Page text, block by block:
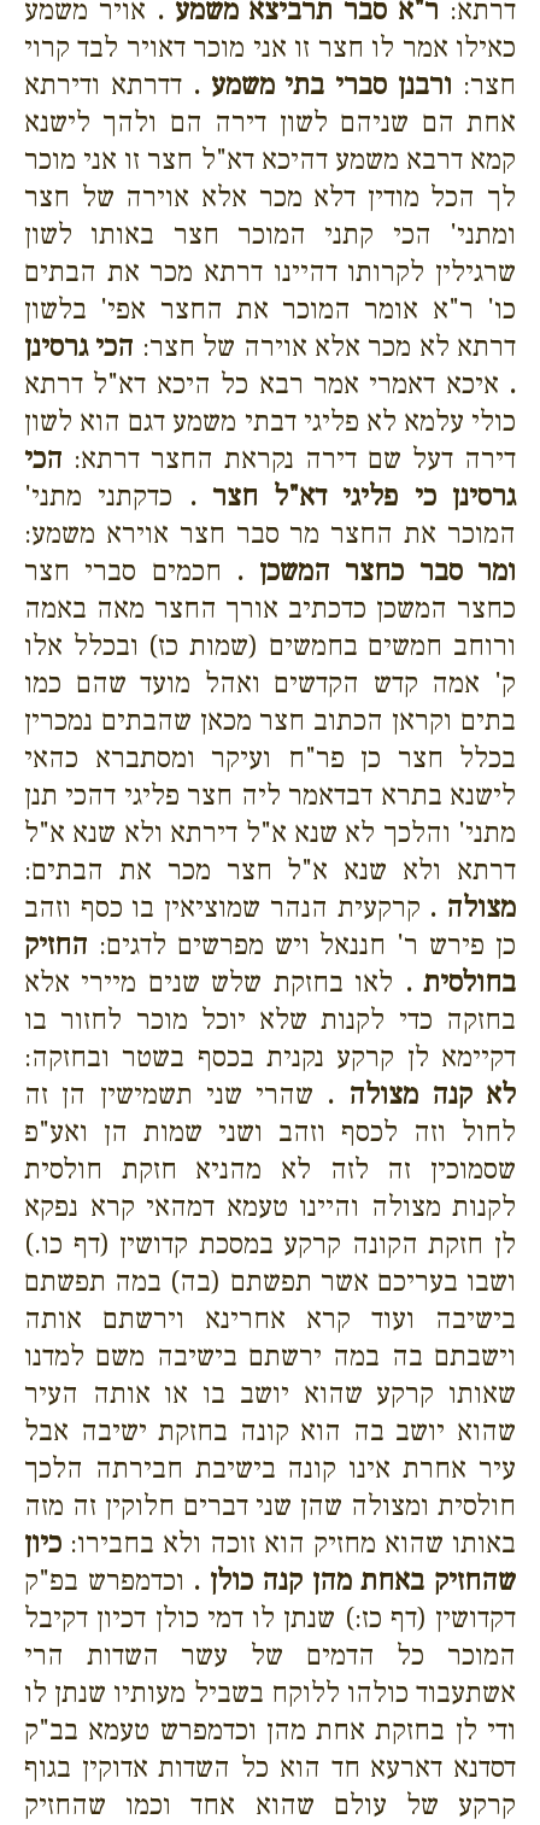
דרתא: ר"א סבר תרביצא משמע . אויר משמע
כאילו אמר לו חצר זו אני מוכר דאויר לבד קרוי
חצר: ורבנן סברי בתי משמע . דדרתא ודירתא
אחת הם שניהם לשון דירה הם ולהך לישנא
קמא דרבא משמע דהיכא דא"ל חצר זו אני מוכר
לך הכל מודין דלא מכר אלא אוירה של חצר
ומתני' הכי קתני המוכר חצר באותו לשון
שרגילין לקרותו דהיינו דרתא מכר את הבתים
כו' ר"א אומר המוכר את החצר אפי' בלשון
דרתא לא מכר אלא אוירה של חצר: הכי גרסינן
. איכא דאמרי אמר רבא כל היכא דא"ל דרתא
כולי עלמא לא פליגי דבתי משמע דגם הוא לשון
דירה דעל שם דירה נקראת החצר דרתא: הכי
גרסינן כי פליגי דא"ל חצר . כדקתני מתני'
המוכר את החצר מר סבר חצר אוירא משמע:
ומר סבר כחצר המשכן . חכמים סברי חצר
כחצר המשכן כדכתיב אורך החצר מאה באמה
ורוחב חמשים בחמשים (שמות כז) ובכלל אלו
ק' אמה קדש הקדשים ואהל מועד שהם כמו
בתים וקראן הכתוב חצר מכאן שהבתים נמכרין
בכלל חצר כן פר"ח ועיקר ומסתברא כהאי
לישנא בתרא דבדאמר ליה חצר פליגי דהכי תנן
מתני' והלכך לא שנא א"ל דירתא ולא שנא א"ל
דרתא ולא שנא א"ל חצר מכר את הבתים:
מצולה . קרקעית הנהר שמוציאין בו כסף וזהב
כן פירש ר' חננאל ויש מפרשים לדגים: החזיק
בחולסית . לאו בחזקת שלש שנים מיירי אלא
בחזקה כדי לקנות שלא יוכל מוכר לחזור בו
דקיימא לן קרקע נקנית בכסף בשטר ובחזקה:
לא קנה מצולה . שהרי שני תשמישין הן זה
לחול וזה לכסף וזהב ושני שמות הן ואע"פ
שסמוכין זה לזה לא מהניא חזקת חולסית
לקנות מצולה והיינו טעמא דמהאי קרא נפקא
לן חזקת הקונה קרקע במסכת קדושין (דף כו.)
ושבו בעריכם אשר תפשתם (בה) במה תפשתם
בישיבה ועוד קרא אחרינא וירשתם אותה
וישבתם בה במה ירשתם בישיבה משם למדנו
שאותו קרקע שהוא יושב בו או אותה העיר
שהוא יושב בה הוא קונה בחזקת ישיבה אבל
עיר אחרת אינו קונה בישיבת חבירתה הלכך
חולסית ומצולה שהן שני דברים חלוקין זה מזה
באותו שהוא מחזיק הוא זוכה ולא בחבירו: כיון
שהחזיק באחת מהן קנה כולן . וכדמפרש בפ"ק
דקדושין (דף כז:) שנתן לו דמי כולן דכיון דקיבל
המוכר כל הדמים של עשר השדות הרי
אשתעבוד כולהו ללוקח בשביל מעותיו שנתן לו
ודי לן בחזקת אחת מהן וכדמפרש טעמא בב"ק
דסדנא דארעא חד הוא כל השדות אדוקין בגוף
קרקע של עולם שהוא אחד וכמו שהחזיק